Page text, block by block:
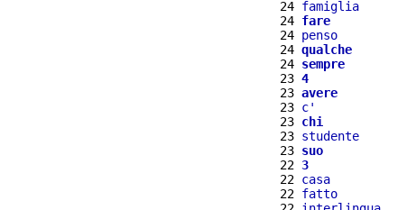
24 famiglia
24 fare
24 penso
24 qualche
24 sempre
23 4
23 avere
23 c'
23 chi
23 studente
23 suo
22 3
22 casa
22 fatto